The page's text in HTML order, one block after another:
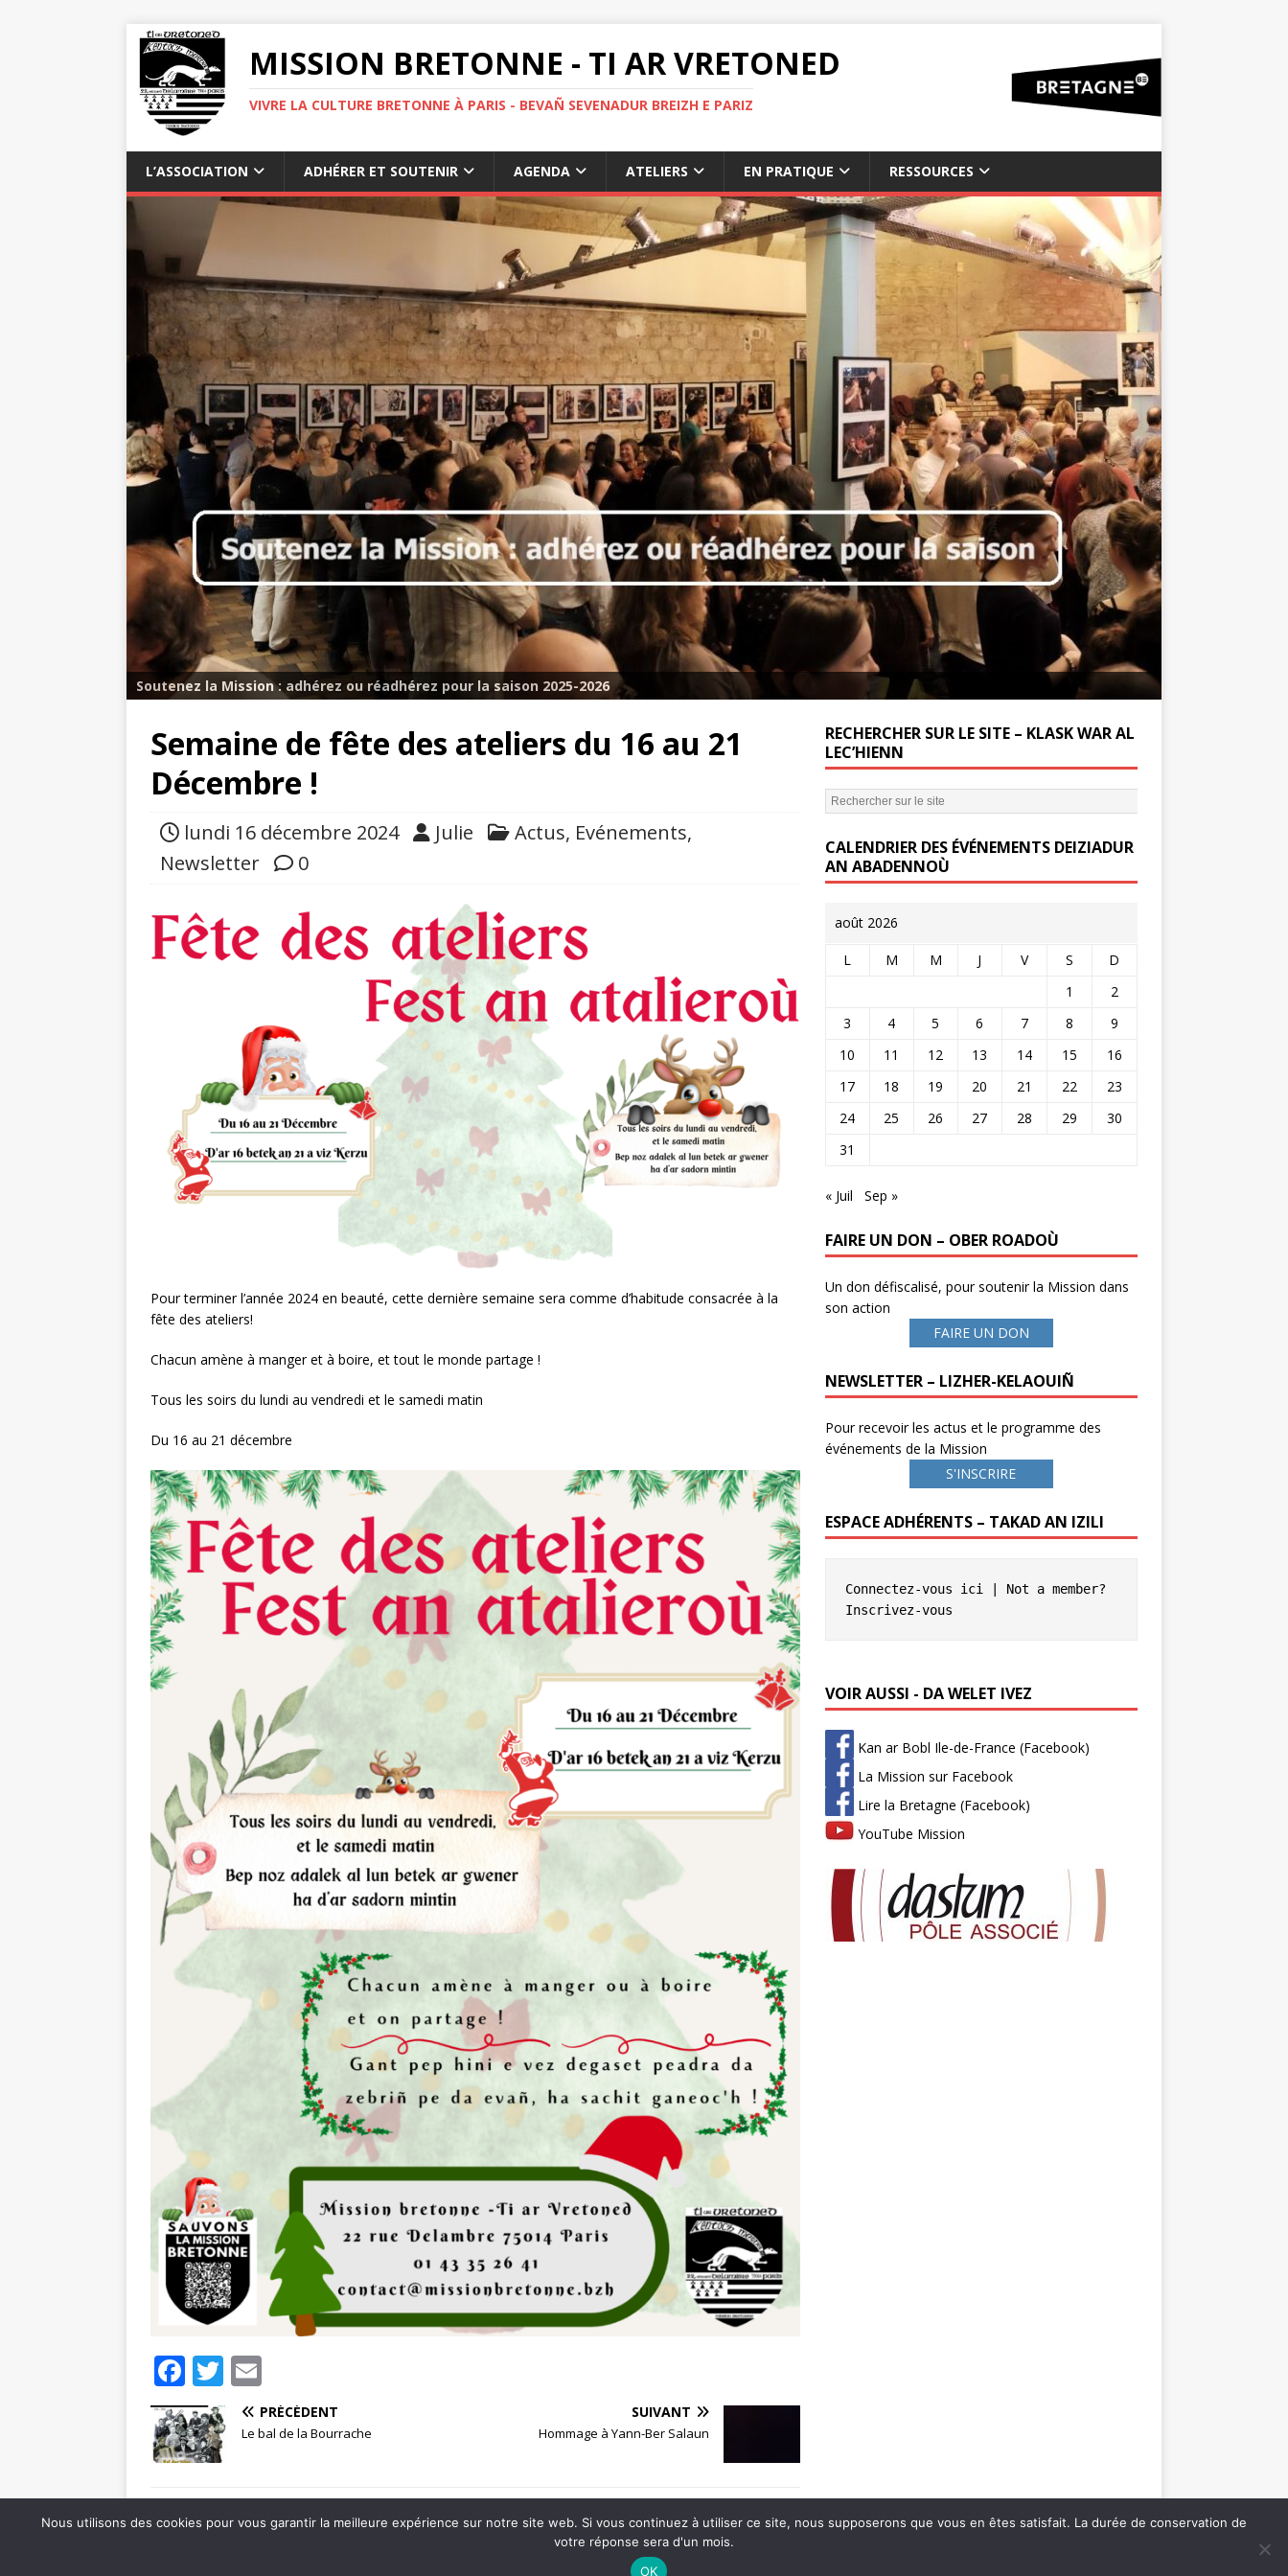
MISSION BRETONNE - TI AR VRETONED
VIVRE LA CULTURE BRETONNE À PARIS - BEVAÑ SEVENADUR BREIZH E PARIZ
L’ASSOCIATION ADHÉRER ET SOUTENIR AGENDA ATELIERS EN PRATIQUE RESSOURCES
Soutenez la Mission : adhérez ou réadhérez pour la saison 2025-2026
Semaine de fête des ateliers du 16 au 21
Décembre !
lundi 16 décembre 2024 Julie Actus, Evénements,
Newsletter
0
Pour terminer l’année 2024 en beauté, cette dernière semaine sera comme d’habitude consacrée à la
fête des ateliers!
Chacun amène à manger et à boire, et tout le monde partage !
Tous les soirs du lundi au vendredi et le samedi matin
Du 16 au 21 décembre
F
a
c
e
b
o
T
w
it
r
m
ai
PRÉCÉDENT
Le bal de la Bourrache
SUIVANT
Hommage à Yann-Ber Salaun
RECHERCHER SUR LE SITE – KLASK WAR AL
LEC’HIENN
CALENDRIER DES ÉVÉNEMENTS DEIZIADUR
AN ABADENNOÙ
août 2026
L M M J V S
D
1
2
3
4 5 6 7 8
9
10
11 12 13 14 15
16
17
18 19 20 21 22
23
24
25 26 27 28 29
30
31
« Juil Sep »
FAIRE UN DON – OBER ROADOÙ
Un don défiscalisé, pour soutenir la Mission dans
son action
FAIRE UN DON
NEWSLETTER – LIZHER-KELAOUIÑ
Pour recevoir les actus et le programme des
événements de la Mission
S'INSCRIRE
ESPACE ADHÉRENTS – TAKAD AN IZILI
Connectez-vous ici
Inscrivez-vous
VOIR AUSSI - DA WELET IVEZ
Kan ar Bobl Ile-de-France (Facebook)
La Mission sur Facebook
Lire la Bretagne (Facebook)
YouTube Mission
Nous utilisons des cookies pour vous garantir la meilleure expérience sur notre site web. Si vous continuez à utiliser ce site, nous supposerons que vous en êtes satisfait. La durée de conservation de
votre réponse sera d'un mois.
OK